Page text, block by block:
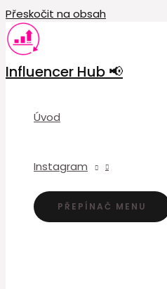
Přeskočit na obsah
Influencer Hub 📢
Úvod
Instagram
PŘEPÍNAČ MENU